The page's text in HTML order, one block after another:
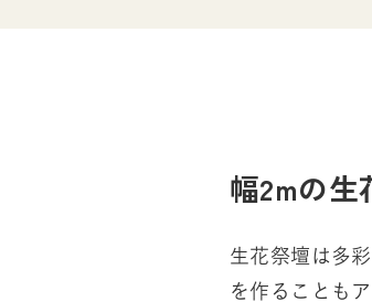
幅2mの生
生花祭壇は多
を作ることも